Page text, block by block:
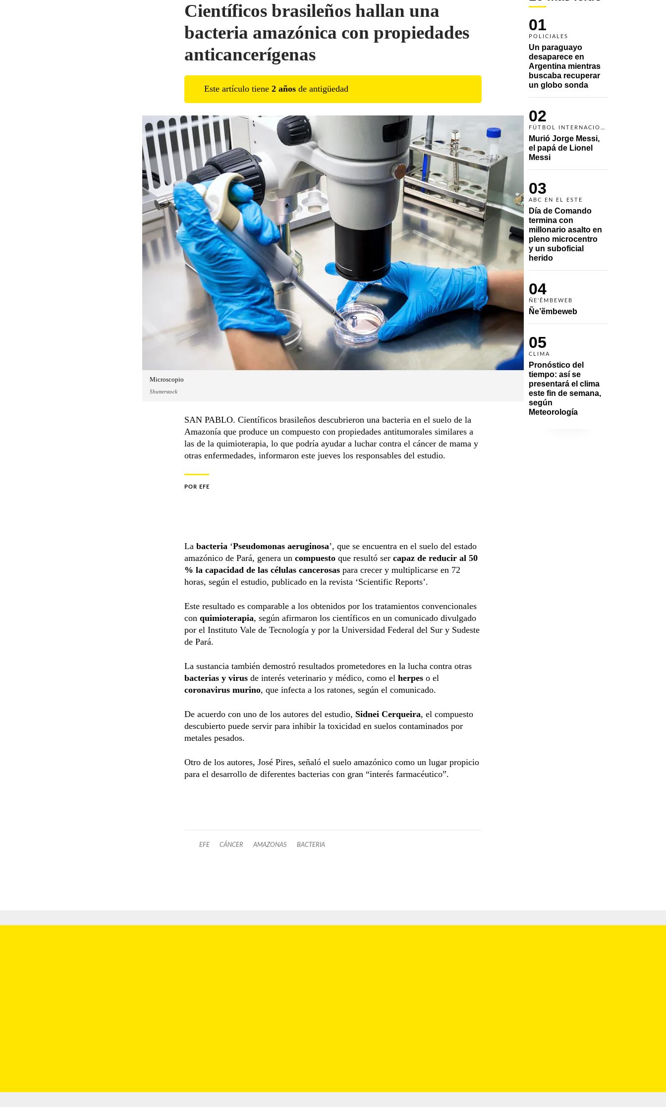
01
POLICIALES
Un paraguayo
desaparece en
Argentina mientras
buscaba recuperar
un globo sonda
02
Murió Jorge Messi,
el papá de Lionel
Messi
03
ABC EN EL ESTE
Día de Comando
termina con
millonario asalto en
pleno microcentro
y un suboficial
herido
04
ÑE'ẼMBEWEB
Ñe’ẽmbeweb
05
CLIMA
Pronóstico del
tiempo: así se
presentará el clima
este fin de semana,
según
Meteorología
Científicos brasileños hallan una
bacteria amazónica con propiedades
anticancerígenas
Este artículo tiene 2 años de antigüedad
Microscopio
Shutterstock
SAN PABLO. Científicos brasileños descubrieron una bacteria en el suelo de la
Amazonía que produce un compuesto con propiedades antitumorales similares a
las de la quimioterapia, lo que podría ayudar a luchar contra el cáncer de mama y
otras enfermedades, informaron este jueves los responsables del estudio.
POR EFE
La bacteria ‘Pseudomonas aeruginosa’, que se encuentra en el suelo del estado
amazónico de Pará, genera un compuesto que resultó ser capaz de reducir al 50
% la capacidad de las células cancerosas para crecer y multiplicarse en 72
horas, según el estudio, publicado en la revista ‘Scientific Reports’.
Este resultado es comparable a los obtenidos por los tratamientos convencionales
con quimioterapia, según afirmaron los científicos en un comunicado divulgado
por el Instituto Vale de Tecnología y por la Universidad Federal del Sur y Sudeste
de Pará.
La sustancia también demostró resultados prometedores en la lucha contra otras
bacterias y virus de interés veterinario y médico, como el herpes o el
coronavirus murino, que infecta a los ratones, según el comunicado.
De acuerdo con uno de los autores del estudio, Sidnei Cerqueira, el compuesto
descubierto puede servir para inhibir la toxicidad en suelos contaminados por
metales pesados.
Otro de los autores, José Pires, señaló el suelo amazónico como un lugar propicio
para el desarrollo de diferentes bacterias con gran “interés farmacéutico”.
EFE CÁNCER AMAZONAS BACTERIA